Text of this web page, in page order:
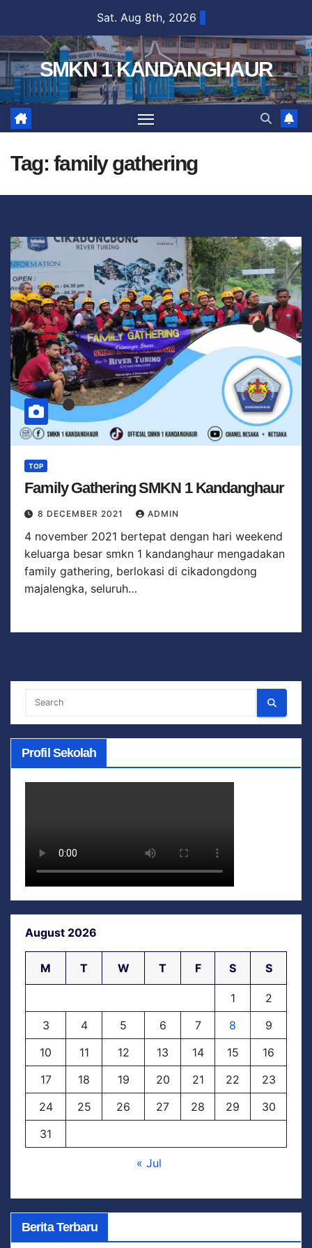
Sat. Aug 8th, 2026
SMKN 1 KANDANGHAUR
Tag: family gathering
TOP
Family Gathering SMKN 1 Kandanghaur
8 DECEMBER 2021 ADMIN
4 november 2021 bertepat dengan hari weekend
keluarga besar smkn 1 kandanghaur mengadakan
family gathering, berlokasi di cikadongdong
majalengka, seluruh…
Profil Sekolah
August 2026
M T W T F S S
1
2
3
4 5 6 7 8
9
10
11 12 13 14 15
16
17
18 19 20 21 22
23
24
25 26 27 28 29
30
31
« Jul
Berita Terbaru